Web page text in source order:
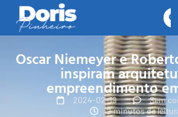
Oscar Niemeyer e
inspiram
empreendimento
2024-02-19
Sem
2 minutos de